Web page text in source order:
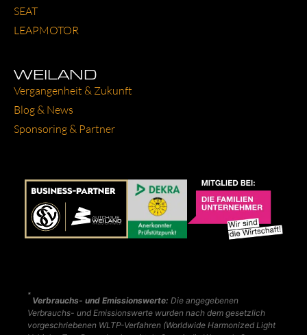
SEAT
LEAP­MO­TOR
WEILAND
Ver­gan­gen­heit & Zukunft
Blog & News
Spon­so­ring & Part­ner
*
Verbrauchs- und Emissionswerte: Die angegebenen
Verbrauchs- und Emissionswerte wurden nach dem gesetzlich
vorgeschriebenen WLTP-Verfahren (Worldwide Harmonized Light